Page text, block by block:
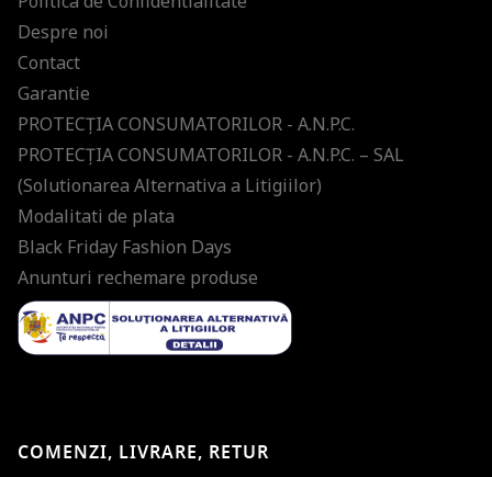
Despre noi
Contact
Garantie
PROTECŢIA CONSUMATORILOR - A.N.P.C.
PROTECŢIA CONSUMATORILOR - A.N.P.C. – SAL
(Solutionarea Alternativa a Litigiilor)
Modalitati de plata
Black Friday Fashion Days
Anunturi rechemare produse
COMENZI, LIVRARE, RETUR